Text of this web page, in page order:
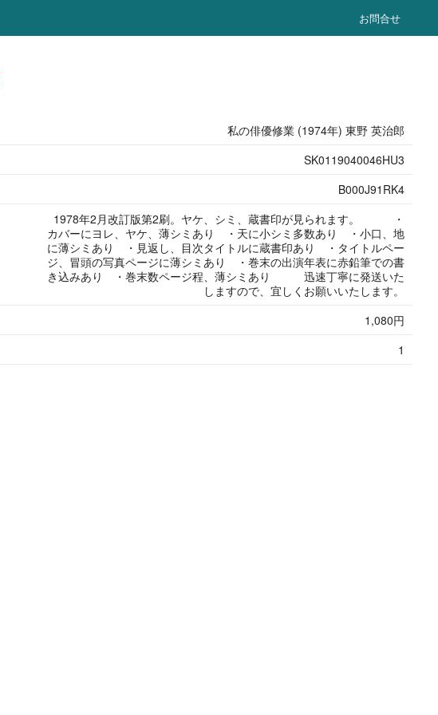
お問合せ
私の俳優修業 (1974年) 東野 英治郎
SK0119040046HU3
B000J91RK4
1978年2月改訂版第2刷。ヤケ、シミ、蔵書印が見られます。 ・
カバーにヨレ、ヤケ、薄シミあり ・天に小シミ多数あり ・小口、地
に薄シミあり ・見返し、目次タイトルに蔵書印あり ・タイトルペー
ジ、冒頭の写真ページに薄シミあり ・巻末の出演年表に赤鉛筆での書
き込みあり ・巻末数ページ程、薄シミあり 迅速丁寧に発送いた
しますので、宜しくお願いいたします。
1,080円
1